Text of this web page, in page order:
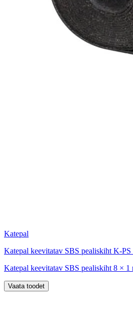
Katepal
Katepal keevitatav SBS pealiskiht K-
Katepal keevitatav SBS pealiskiht 8 ×
Vaata toodet